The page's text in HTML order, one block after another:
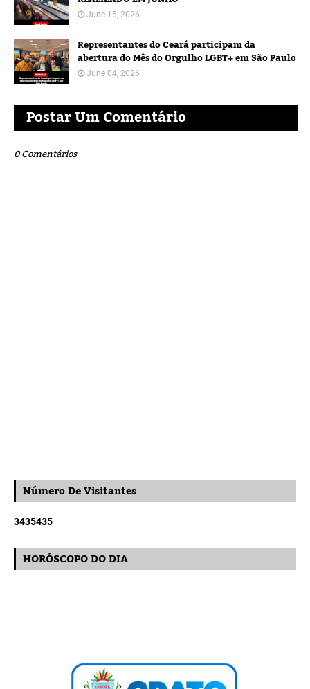
June 15, 2026
Representantes do Ceará participam da
abertura do Mês do Orgulho LGBT+ em São Paulo
June 04, 2026
Postar Um Comentário
0 Comentários
Número De Visitantes
3435435
HORÓSCOPO DO DIA